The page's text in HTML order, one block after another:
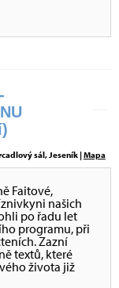
sál, Jeseník |Mapa
Faitové,
našich
po řadu let
programu, při
Zazní
textů, které
života již